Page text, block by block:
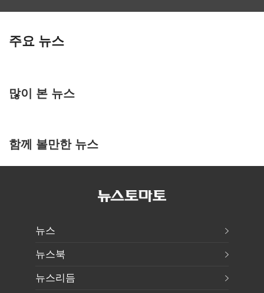
주요 뉴스
많이 본 뉴스
함께 볼만한 뉴스
뉴스
뉴스북
뉴스리듬